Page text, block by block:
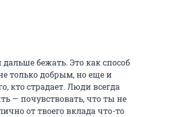
бежать. Это как способ
только добрым, но еще и
кто страдает. Люди всегда
— почувствовать, что ты не
от твоего вклада что-то